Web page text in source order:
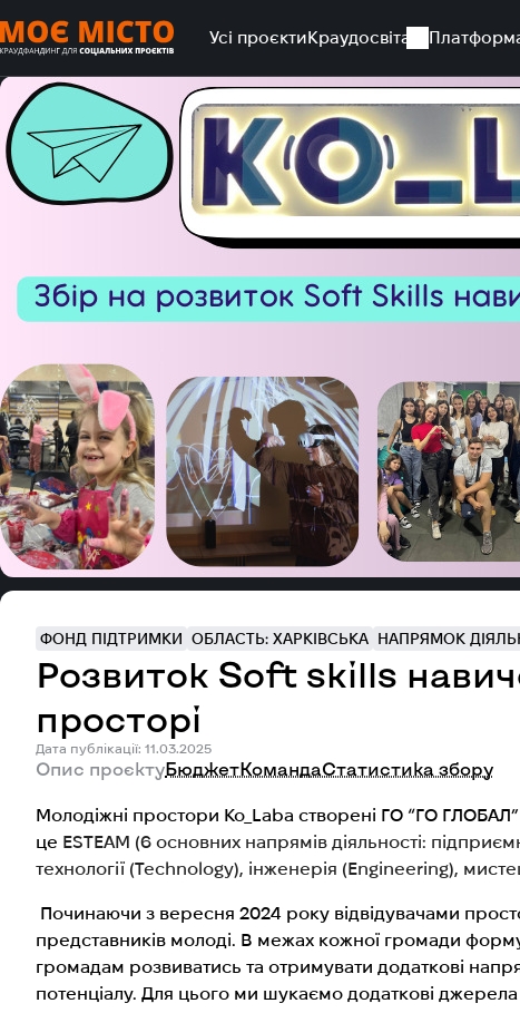
Усі проєктиКраудосвіта Платформа
Головна Усі проєкти Розвиток Soft skills навичок в
ФОНД ПІДТРИМКИ ОБЛАСТЬ: ХАРКІВСЬКА НАПРЯМОК
Розвиток Soft skills
просторі
Дата публікації: 11.03.2025
Опис проєктуБюджетКомандаСтатистика збору
Молодіжні простори Ko_Laba створені ГО “ГО
це ESTEAM (6 основних напрямів діяльності:
технології (Technology), інженерія (Engineering),
Починаючи з вересня 2024 року відвідувачами
представників молоді. В межах кожної громади
громадам розвиватись та отримувати додаткові
потенціалу. Для цього ми шукаємо додаткові